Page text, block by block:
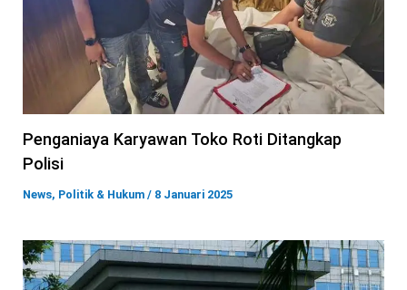
Penganiaya Karyawan Toko Roti Ditangkap
Polisi
News, Politik & Hukum / 8 Januari 2025